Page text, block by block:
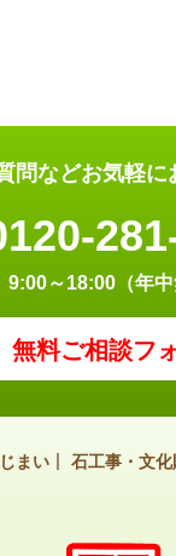
問などお気軽に
9:00～18:00（年中
無料ご相談フ
まい 石工事・文化